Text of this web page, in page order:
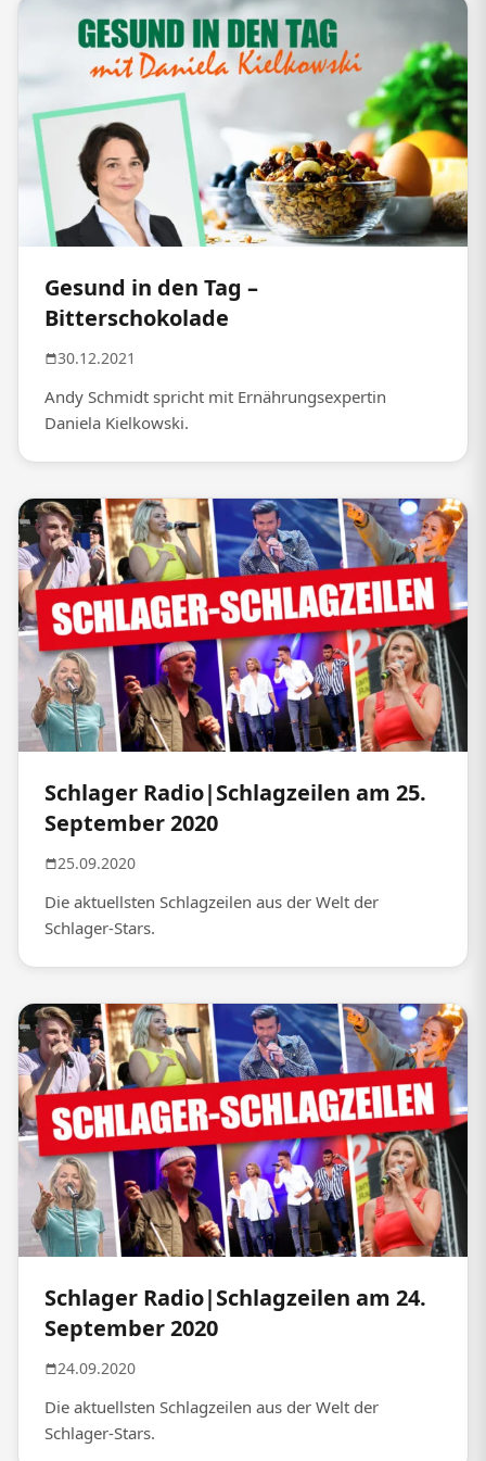
Gesund in den Tag –
Bitterschokolade
30.12.2021
Andy Schmidt spricht mit Ernährungsexpertin
Daniela Kielkowski.
Schlager Radio|Schlagzeilen am 25.
September 2020
25.09.2020
Die aktuellsten Schlagzeilen aus der Welt der
Schlager-Stars.
Schlager Radio|Schlagzeilen am 24.
September 2020
24.09.2020
Die aktuellsten Schlagzeilen aus der Welt der
Schlager-Stars.